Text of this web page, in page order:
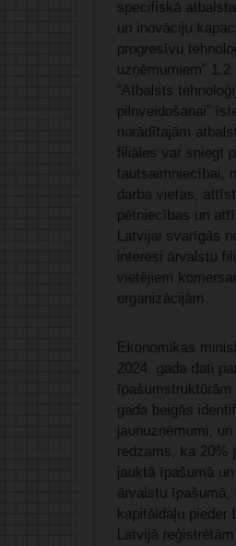
specifiskā
un inovāciju
progresīvu
uzņēmumiem”
“Atbalsts
pilnveidošanai”
norādītajām
filiāles var sniegt
tautsaimniecībai,
darba vietas,
pētniecības un
Latvijai svarīgās
interesi ārvalstu
vietējiem
organizācijām.
Ekonomikas
2024. gada dati
īpašumstruktūrām
gada beigās
jaunuzņēmumi,
redzams, ka 20%
jauktā īpašumā
ārvalstu īpašumā,
kapitāldaļu pieder
Latvijā